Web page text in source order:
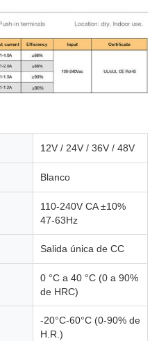
12V / 24V / 36V / 48V
Blanco
110-240V CA ±10%
47-63Hz
Salida única de CC
0 °C a 40 °C (0 a 90%
de HRC)
-20°C-60°C (0-90% de
H.R.)